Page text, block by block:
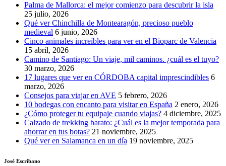
Palma de Mallorca: el mejor comienzo para descubrir la isla
25 julio, 2026
Qué ver Chinchilla de Montearagón, precioso pueblo
medieval 6 junio, 2026
Cinco animales increíbles para ver en el Bioparc de Valencia
15 abril, 2026
Camino de Santiago: Un viaje, mil caminos. ¿cuál es el tuyo?
30 marzo, 2026
17 lugares que ver en CÓRDOBA capital imprescindibles 6
marzo, 2026
Consejos para viajar en AVE 5 febrero, 2026
10 bodegas con encanto para visitar en España 2 enero, 2026
¿Cómo proteger tu equipaje cuando viajas? 4 diciembre, 2025
Calzado de trekking barato: ¿Cuál es la mejor temporada para
ahorrar en tus botas? 21 noviembre, 2025
Qué ver en Salamanca en un día 19 noviembre, 2025
José Escribano